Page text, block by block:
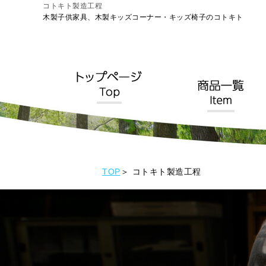
コトキト製造工程
木製子供家具、木製キッズコーナー・キッズ椅子のコトキト
TOP コトキト製造工程